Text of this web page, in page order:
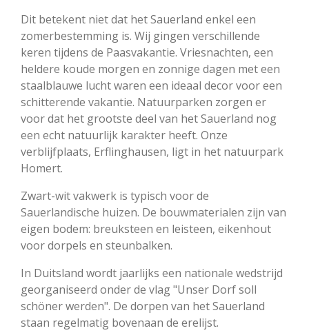
Dit betekent niet dat het Sauerland enkel een
zomerbestemming is. Wij gingen verschillende
keren tijdens de Paasvakantie. Vriesnachten, een
heldere koude morgen en zonnige dagen met een
staalblauwe lucht waren een ideaal decor voor een
schitterende vakantie. Natuurparken zorgen er
voor dat het grootste deel van het Sauerland nog
een echt natuurlijk karakter heeft. Onze
verblijfplaats, Erflinghausen, ligt in het natuurpark
Homert.
Zwart-wit vakwerk is typisch voor de
Sauerlandische huizen. De bouwmaterialen zijn van
eigen bodem: breuksteen en leisteen, eikenhout
voor dorpels en steunbalken.
In Duitsland wordt jaarlijks een nationale wedstrijd
georganiseerd onder de vlag "Unser Dorf soll
schöner werden". De dorpen van het Sauerland
staan regelmatig bovenaan de erelijst.